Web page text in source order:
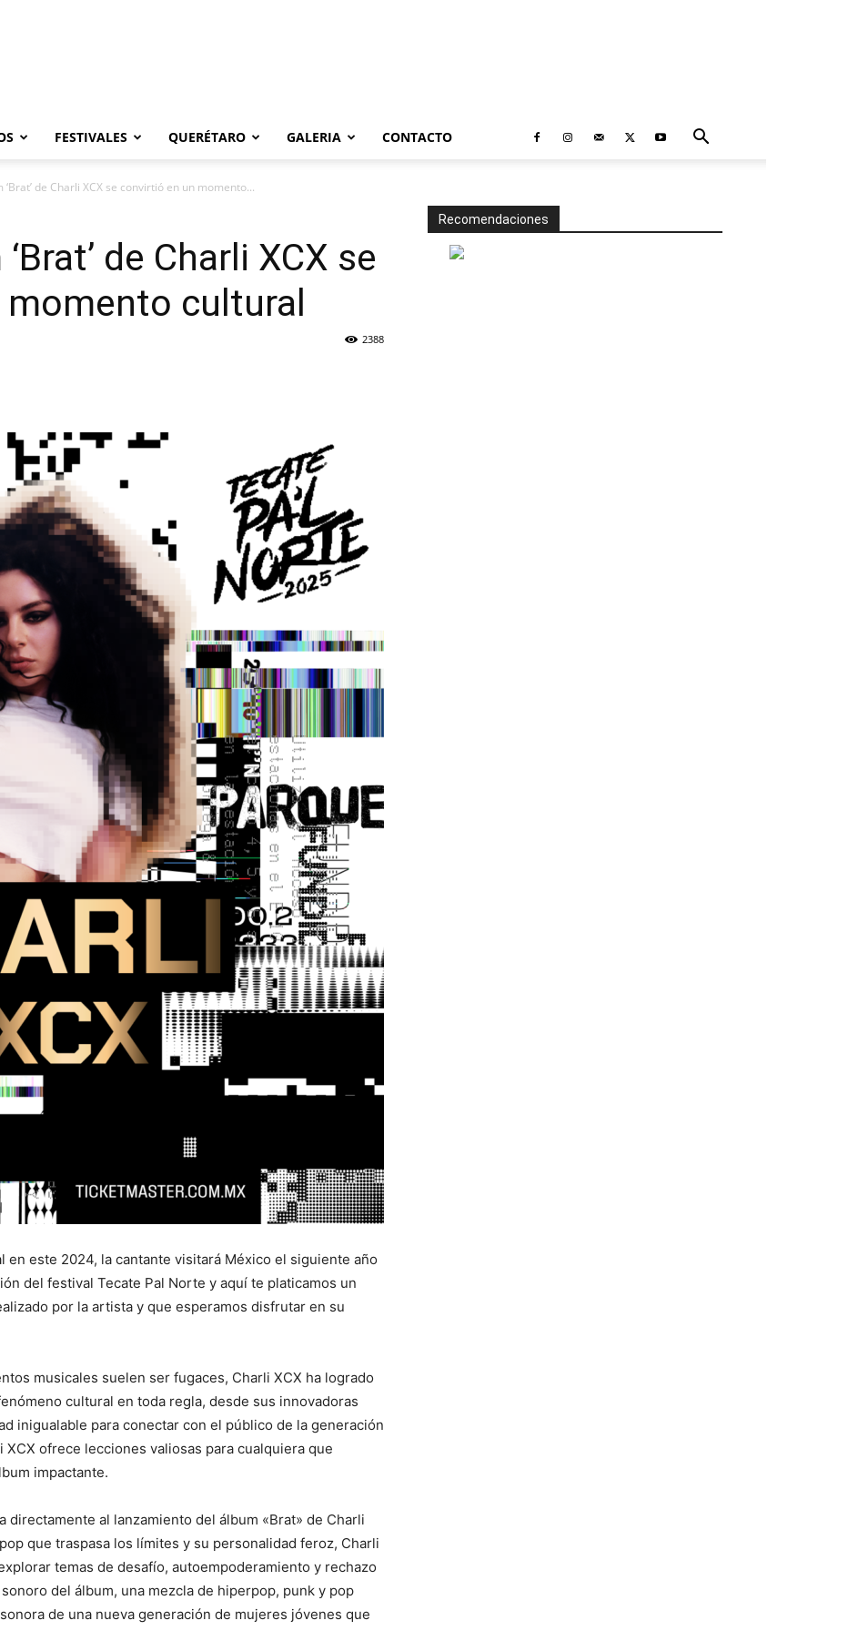
FESTIVALES QUERÉTARO GALERIA CONTACTO
‘Brat’ de Charli XCX se convirtió en un momento...
de Charli XCX se
cultural
2388
en este 2024, la cantante visitará México el siguiente año
del festival Tecate Pal Norte y aquí te platicamos un
por la artista y que esperamos disfrutar en su
musicales suelen ser fugaces, Charli XCX ha logrado
cultural en toda regla, desde sus innovadoras
inigualable para conectar con el público de la generación
ofrece lecciones valiosas para cualquiera que
impactante.
directamente al lanzamiento del álbum «Brat» de Charli
que traspasa los límites y su personalidad feroz, Charli
temas de desafío, autoempoderamiento y rechazo
del álbum, una mezcla de hiperpop, punk y pop
de una nueva generación de mujeres jóvenes que
Recomendaciones